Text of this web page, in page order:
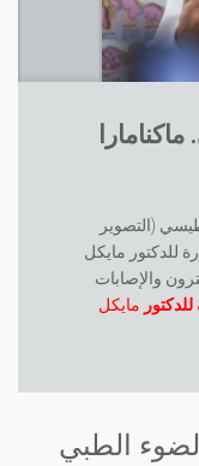
(التصوير
للدكتور مايكل
والإصابات
للدكتور مايكل
الطبي